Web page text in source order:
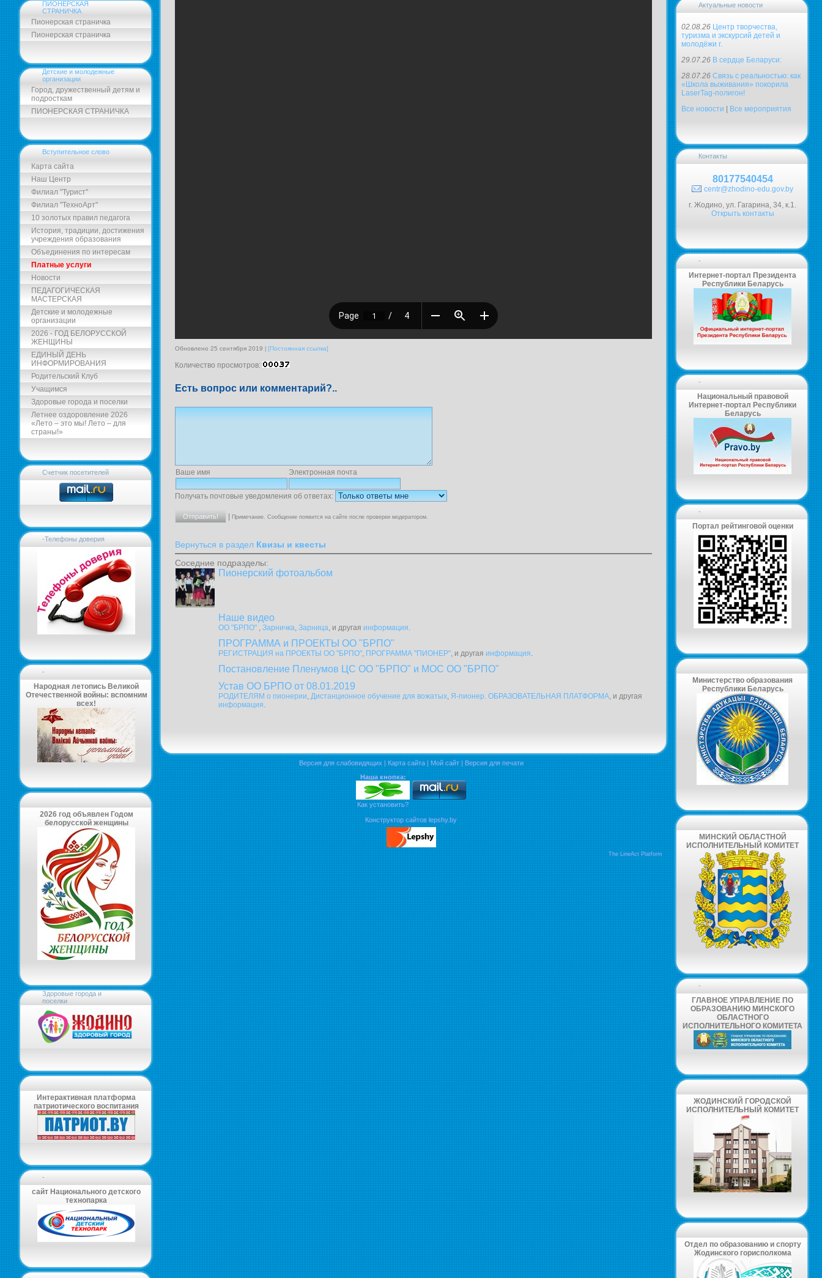
ПИОНЕРСКАЯ
СТРАНИЧКА
Пионерская страничка
Пионерская страничка
Детские и молодежные
организации
Город, дружественный детям и
подросткам
ПИОНЕРСКАЯ СТРАНИЧКА
Вступительное слово
Карта сайта
Наш Центр
Филиал "Турист"
Филиал "ТехноАрт"
10 золотых правил педагога
История, традиции, достижения
учреждения образования
Объединения по интересам
Платные услуги
Новости
ПЕДАГОГИЧЕСКАЯ
МАСТЕРСКАЯ
Детские и молодежные
организации
2026 - ГОД БЕЛОРУССКОЙ
ЖЕНЩИНЫ
ЕДИНЫЙ ДЕНЬ
ИНФОРМИРОВАНИЯ
Родительский Клуб
Учащимся
Здоровые города и поселки
Летнее оздоровление 2026
«Лето – это мы! Лето – для
страны!»
Счетчик посетителей
-Телефоны доверия
-
Народная летопись Великой
Отечественной войны: вспомним
всех!
2026 год объявлен Годом
белорусской женщины
Здоровые города и
поселки
Интерактивная платформа
патриотического воспитания
-
сайт Национального детского
технопарка
Обновлено 25 сентября 2019 [Постоянная ссылка]
Количество просмотров:
Есть вопрос или комментарий?..
Ваше имя Электронная почта
Получать почтовые уведомления об ответах:
Примечание. Сообщение появится на сайте после проверки модератором.
Вернуться в раздел Квизы и квесты
Соседние подразделы:
Пионерский фотоальбом
Наше видео
ОО "БРПО" , Зарничка, Зарница, и другая информация.
ПРОГРАММА и ПРОЕКТЫ ОО "БРПО"
РЕГИСТРАЦИЯ на ПРОЕКТЫ ОО "БРПО", ПРОГРАММА "ПИОНЕР", и другая информация.
Постановление Пленумов ЦС ОО "БРПО" и МОС ОО "БРПО"
Устав ОО БРПО от 08.01.2019
РОДИТЕЛЯМ о пионерии, Дистанционное обучение для вожатых, Я-пионер. ОБРАЗОВАТЕЛЬНАЯ ПЛАТФОРМА, и другая
информация.
Версия для слабовидящих | Карта сайта | Мой сайт | Версия для печати
Наша кнопка:
Как установить?
Конструктор сайтов lepshy.by
The LineAct Platform
Актуальные новости
02.08.26 Центр творчества,
туризма и экскурсий детей и
молодёжи г.
29.07.26 В сердце Беларуси:
28.07.26 Связь с реальностью: как
«Школа выживания» покорила
LaserTag-полигон!
Все новости
Все мероприятия
Контакты
80177540454
centr@zhodino-edu.gov.by
г. Жодино, ул. Гагарина, 34, к.1.
Открыть контакты
-
Интернет-портал Президента
Республики Беларусь
-
Национальный правовой
Интернет-портал Республики
Беларусь
-
Портал рейтинговой оценки
Министерство образования
Республики Беларусь
МИНСКИЙ ОБЛАСТНОЙ
ИСПОЛНИТЕЛЬНЫЙ КОМИТЕТ
-
ГЛАВНОЕ УПРАВЛЕНИЕ ПО
ОБРАЗОВАНИЮ МИНСКОГО
ОБЛАСТНОГО
ИСПОЛНИТЕЛЬНОГО КОМИТЕТА
ЖОДИНСКИЙ ГОРОДСКОЙ
ИСПОЛНИТЕЛЬНЫЙ КОМИТЕТ
Отдел по образованию и спорту
Жодинского горисполкома